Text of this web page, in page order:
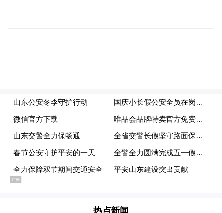
也是旅游出行的高峰。全省公安机关积极配
合文旅等部门，全面加强对旅游景区的治安
隐患排查和安全监管，严厉打击涉旅违法犯
罪行为，努力营造安全、有序、文明的旅游
环境。
热点新闻